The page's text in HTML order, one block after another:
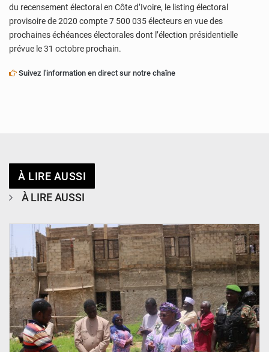
du recensement électoral en Côte d’Ivoire, le listing électoral
provisoire de 2020 compte 7 500 035 électeurs en vue des
prochaines échéances électorales dont l’élection présidentielle
prévue le 31 octobre prochain.
Suivez l'information en direct sur notre chaîne
À LIRE AUSSI
À LIRE AUSSI